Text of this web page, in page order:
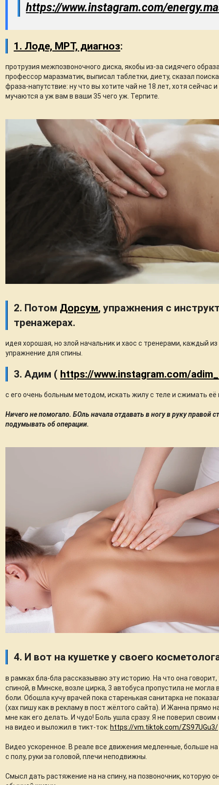
https://www.instagram.com/
1. Лоде, МРТ, диагноз:
протрузия межпозвоночного диска, якобы из-за сидячего
профессор маразматик, выписал таблетки, диету, сказал
фраза-напутствие: ну что вы хотите чай не 18 лет, хотя сейчас
мучаются а уж вам в ваши 35 чего уж. Терпите.
2. Потом Дорсум, упражнения с
тренажерах.
идея хорошая, но злой начальник и хаос с тренерами, каждый
упражнение для спины.
3. Адим ( https://www.instagram.com/
с его очень больным методом, искать жилу с теле и сжимать её
Ничего не помогало. БОль начала отдавать в ногу в руку правой
подумывать об операции.
4. И вот на кушетке у своего
в рамках бла-бла рассказываю эту историю. На что она
спиной, в Минске, возле цирка, 3 автобуса пропустила не могла
боли. Обошла кучу врачей пока старенькая санитарка не
(хах пишу как в рекламу в пост жёлтого сайта). И Жанна прямо
мне как его делать. И чудо! Боль ушла сразу. Я не поверил
на видео и выложил в тикт-ток: https://vm.tiktok.com/ZS97UGu3/
Видео ускоренное. В реале все движения медленные, больше на
с полу, руки за головой, плечи неподвижны.
Смысл дать растяжение на на спину, на позвоночник, которую